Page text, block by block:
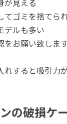
見える
ゴミを捨てら
ルも多い
をお願い致しま
すると吸引力
の破損ケ